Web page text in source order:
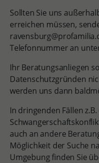
Sollten Sie uns
erreichen müssen,
Telefonnummer an
Ihr Beratungsanliegen
Datenschutzgründen
werden uns dann
In dringenden Fällen
auch an andere
Möglichkeit der Suche
Umgebung finden Sie